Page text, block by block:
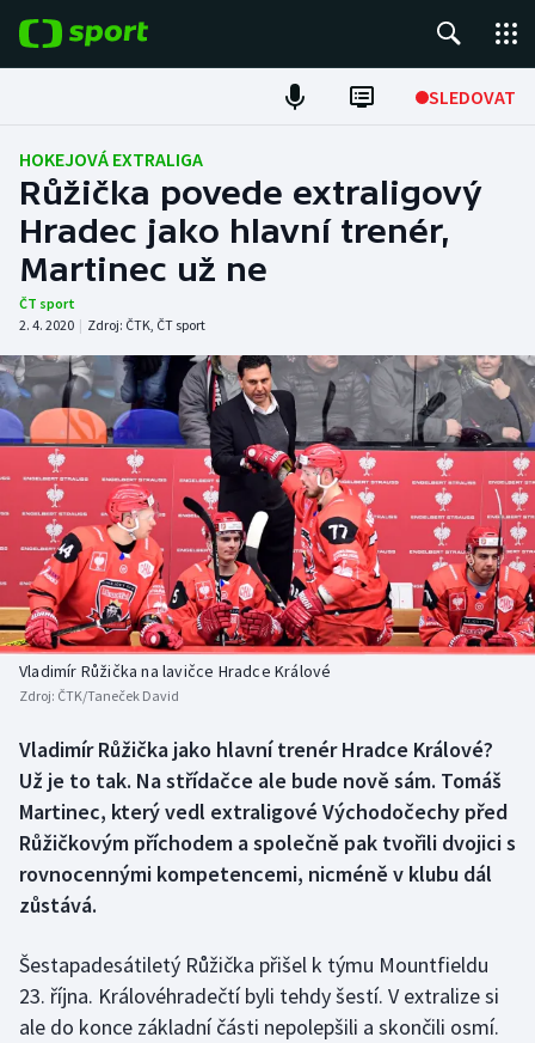
SLEDOVAT
Fotbal
Hokej
Tenis
Atletika
Cyklistika
DALŠÍ SPORTY
Americký fotbal
Baseball a softbal
Basketbal
Biatlon
Box
Curling
Dostihy
Florbal
Futsal
NEPŘEHLÉDNĚTE
Soutěže
Historické návraty
Aplikace ČT sport
HOKEJOVÁ EXTRALIGA
Růžička povede extraligový
Hradec jako hlavní trenér,
Martinec už ne
ČT sport
2. 4. 2020 | Zdroj: ČTK, ČT sport
Vladimír Růžička na lavičce Hradce Králové
Zdroj: ČTK/Taneček David
Vladimír Růžička jako hlavní trenér Hradce Králové?
Už je to tak. Na střídačce ale bude nově sám. Tomáš
Martinec, který vedl extraligové Východočechy před
Růžičkovým příchodem a společně pak tvořili dvojici s
rovnocennými kompetencemi, nicméně v klubu dál
zůstává.
Šestapadesátiletý Růžička přišel k týmu Mountfieldu
23. října. Královéhradečtí byli tehdy šestí. V extralize si
ale do konce základní části nepolepšili a skončili osmí.